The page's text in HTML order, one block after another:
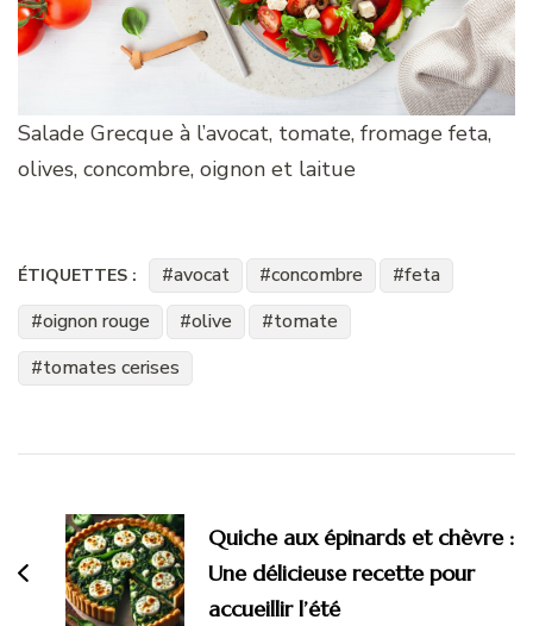
Salade Grecque à l’avocat, tomate, fromage feta,
olives, concombre, oignon et laitue
ÉTIQUETTES : avocat concombre
feta
oignon rouge
olive
tomate
tomates cerises
d'article
Quiche aux épinards et chèvre :
Une délicieuse recette pour
accueillir l’été